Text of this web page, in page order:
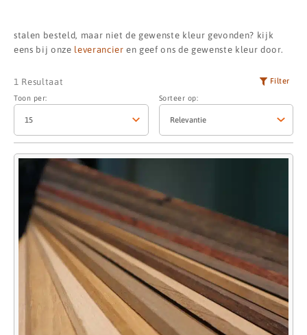
stalen besteld, maar niet de gewenste kleur gevonden? kijk
eens bij onze leverancier en geef ons de gewenste kleur door.
1 Resultaat Filter
Toon per: Sorteer op: